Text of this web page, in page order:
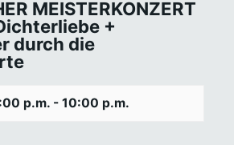
MEISTERKONZERT
+
durch die
p.m.- 10:00 p.m.